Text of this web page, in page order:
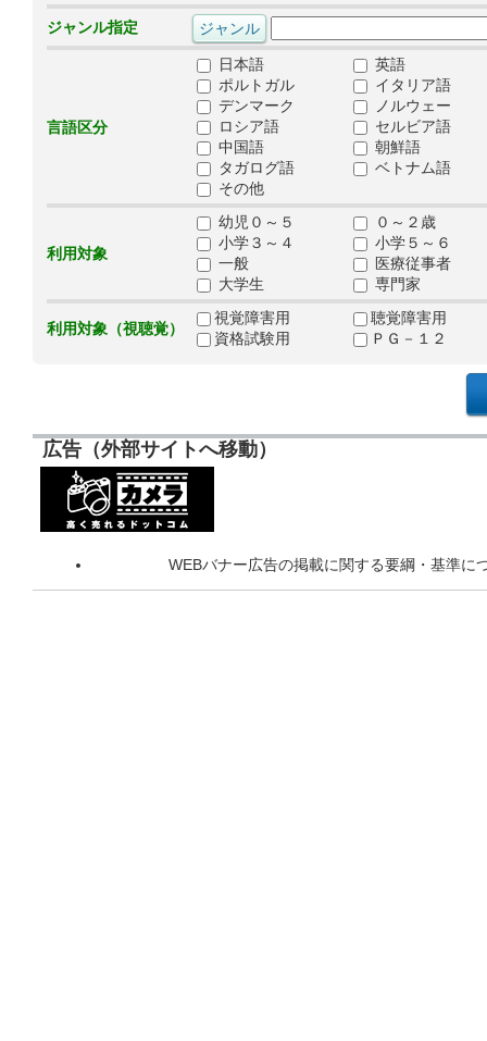
ジャンル指定
言語区分
日本語
英語
ポルトガル
イタリア語
デンマーク
ノルウェー
ロシア語
セルビア語
中国語
朝鮮語
タガログ語
ベトナム語
その他
利用対象
幼児０～５
０～２歳
小学３～４
小学５～６
一般
医療従事者
大学生
専門家
利用対象（視聴覚）
視覚障害用
聴覚障害用
資格試験用
ＰＧ－１２
広告（外部サイトへ移動）
WEBバナー広告の掲載に関する要綱・基準に